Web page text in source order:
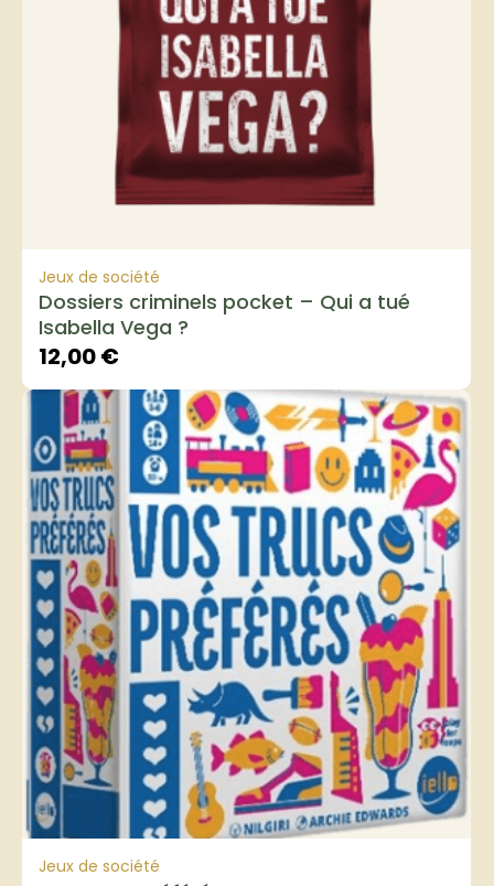
Jeux de société
Dossiers criminels pocket – Qui a tué
Isabella Vega ?
12,00€
Jeux de société